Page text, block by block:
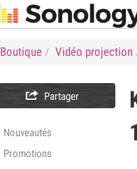
Boutique Vidéo projection
 Partager
Nouveautés
Promotions